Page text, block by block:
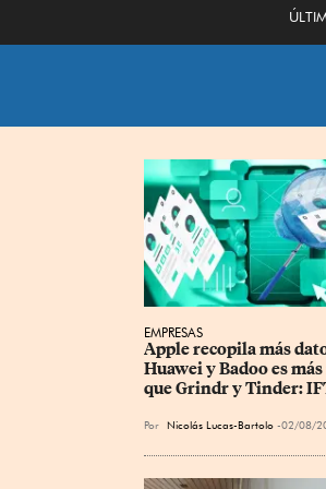
EMPRESAS
Apple recopila más
Huawei y Badoo es
que Grindr y Tinder:
Por Nicolás Lucas-Bartolo 02/08/